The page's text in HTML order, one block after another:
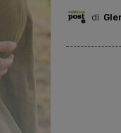
di